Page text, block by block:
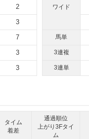
2
3
7
3
3
ワイド
馬単
3連複
3連単
タイム
着差
通過順位
上がり3Fタイ
ム